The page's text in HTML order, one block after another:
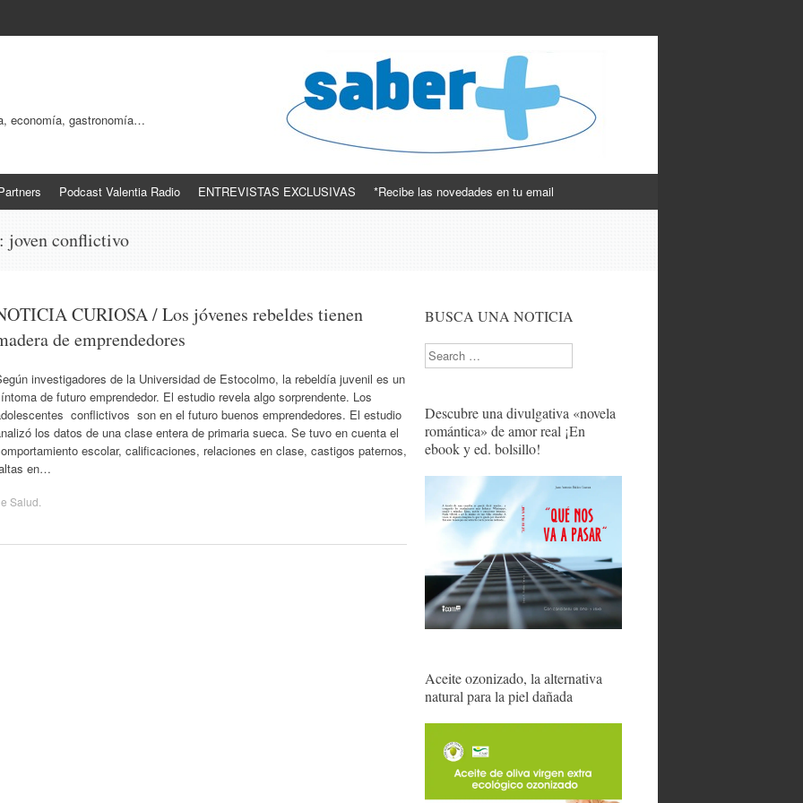
economía, gastronomía…
Podcast Valentia Radio ENTREVISTAS EXCLUSIVAS *Recibe las novedades en tu email
joven conflictivo
CURIOSA / Los jóvenes rebeldes tienen
de emprendedores
investigadores de la Universidad de Estocolmo, la rebeldía juvenil es un
de futuro emprendedor. El estudio revela algo sorprendente. Los
conflictivos son en el futuro buenos emprendedores. El estudio
los datos de una clase entera de primaria sueca. Se tuvo en cuenta el
escolar, calificaciones, relaciones en clase, castigos paternos,
en…
Salud
BUSCA UNA NOTICIA
Search
Descubre una divulgativa «novela
romántica» de amor real ¡En
ebook y ed. bolsillo!
Aceite ozonizado, la alternativa
natural para la piel dañada